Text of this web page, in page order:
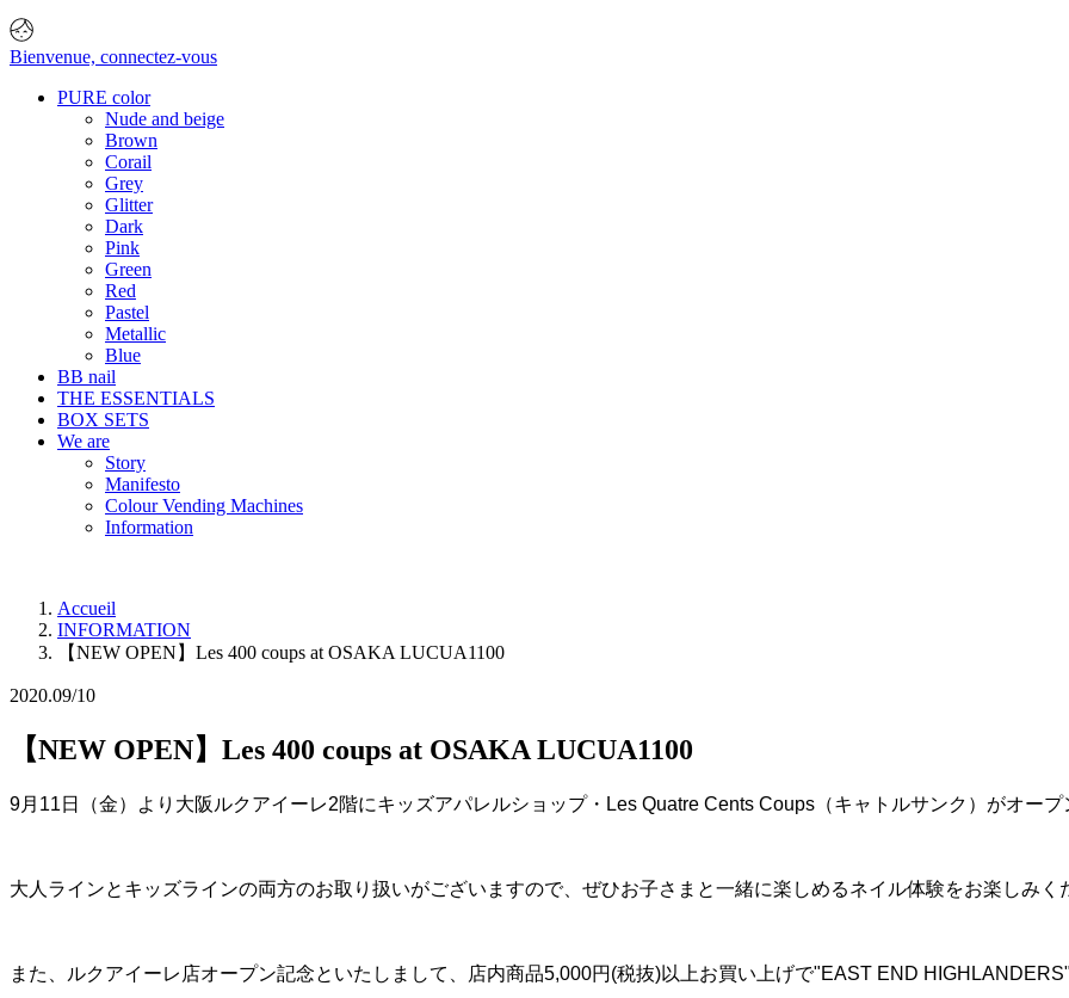
Bienvenue, connectez-vous
PURE color
Nude and beige
Brown
Corail
Grey
Glitter
Dark
Pink
Green
Red
Pastel
Metallic
Blue
BB nail
THE ESSENTIALS
BOX SETS
We are
Story
Manifesto
Colour Vending Machines
Information
Accueil
INFORMATION
【NEW OPEN】Les 400 coups at OSAKA LUCUA1100
2020.09/10
【NEW OPEN】Les 400 coups at OSAKA LUCUA1100
9月11日（金）より大阪ルクアイーレ2階にキッズアパレルショップ・Les Quatre Cents Coups（キャトルサンク）がオープ
大人ラインとキッズラインの両方のお取り扱いがございますので、ぜひお子さまと一緒に楽しめるネイル体験をお楽しみく
また、ルクアイーレ店オープン記念といたしまして、店内商品5,000円(税抜)以上お買い上げで"EAST END